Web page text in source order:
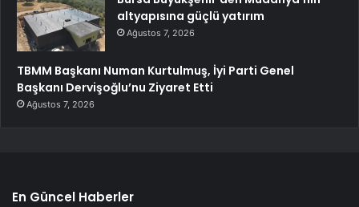
altyapısına güçlü yatırım
Ağustos 7, 2026
TBMM Başkanı Numan Kurtulmuş, İyi Parti Genel
Başkanı Dervişoğlu’nu Ziyaret Etti
Ağustos 7, 2026
En Güncel Haberler